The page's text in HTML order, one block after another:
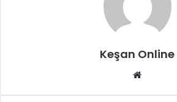
Keşan Online
Web